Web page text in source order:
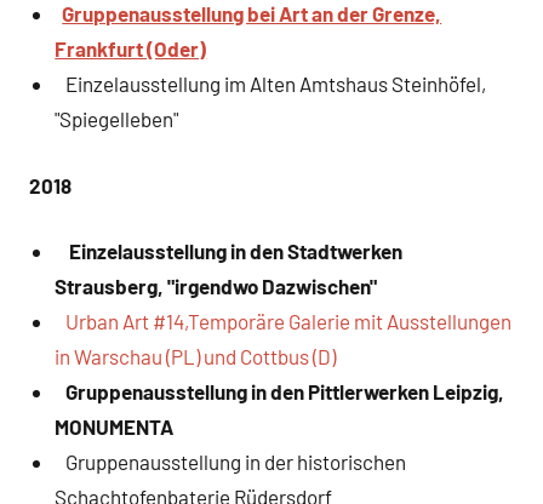
Gruppenausstellung bei Art an der Grenze,
Frankfurt (Oder)
Einzelausstellung im Alten Amtshaus Steinhöfel,
"Spiegelleben"
2018
Einzelausstellung in den Stadtwerken
Strausberg, "irgendwo Dazwischen"
Urban Art #14,Temporäre Galerie mit Ausstellungen
in Warschau (PL) und Cottbus (D)
Gruppenausstellung in den Pittlerwerken Leipzig,
MONUMENTA
Gruppenausstellung in der historischen
Schachtofenbaterie Rüdersdorf